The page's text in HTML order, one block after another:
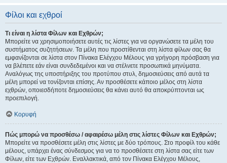
Φίλοι και εχθροί
Τι είναι η λίστα Φίλων και Εχθρών;
Μπορείτε να χρησιμοποιήσετε αυτές τις λίστες για να οργανώσετε τα μέλη του
συστήματος συζητήσεων. Τα μέλη που προστίθενται στη λίστα φίλων σας θα
εμφανίζονται σε λίστα στον Πίνακα Ελέγχου Μέλους για γρήγορη πρόσβαση για
να βλέπετε εάν είναι συνδεδεμένοι και να στέλνετε προσωπικά μηνύματα.
Αναλόγως της υποστήριξης του προτύπου στυλ, δημοσιεύσεις από αυτά τα
μέλη μπορεί να τονίζονται επίσης. Αν προσθέσετε κάποιο μέλος στη λίστα
εχθρών, οποιεσδήποτε δημοσιεύσεις θα κάνει αυτό θα αποκρύπτονται ως
προεπιλογή.
Κορυφή
Πώς μπορώ να προσθέσω / αφαιρέσω μέλη στις λίστες Φίλων και Εχθρών;
Μπορείτε να προσθέσετε μέλη στις λίστες με δύο τρόπους. Στο προφίλ του κάθε
μέλους, υπάρχει ένας σύνδεσμος για να το προσθέσετε στη λίστα σας είτε των
Φίλων, είτε των Εχθρών. Εναλλακτικά, από τον Πίνακα Ελέγχου Μέλους,